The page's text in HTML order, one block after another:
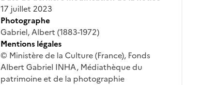
17 juillet 2023
Photographe
Gabriel, Albert (1883-1972)
Mentions légales
© Ministère de la Culture (France), Fonds
Albert Gabriel INHA, Médiathèque du
patrimoine et de la photographie